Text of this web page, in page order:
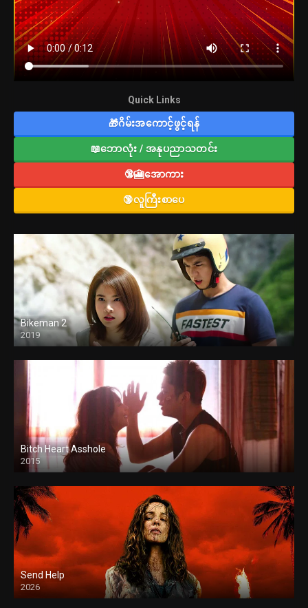
Quick Links
🎁ဂိမ်းအကောင့်ဖွင့်ရန်
📖ဘောလုံး / အနုပညာသတင်း
🔞🎦အောကား
🔞လူကြီးစာပေ
Bikeman 2
2019
Bitch Heart Asshole
2015
Send Help
2026